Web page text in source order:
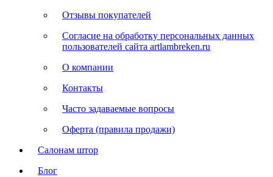
Отзывы покупателей
Согласие на обработку персональных данных
пользователей сайта artlambreken.ru
О компании
Контакты
Часто задаваемые вопросы
Оферта (правила продажи)
Салонам штор
Блог